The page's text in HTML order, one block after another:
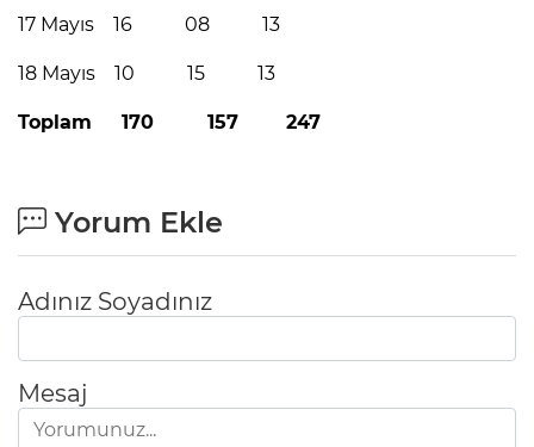
17 Mayıs 16 08 13
18 Mayıs 10 15 13
Toplam 170 157 247
Yorum Ekle
Adınız Soyadınız
Mesaj